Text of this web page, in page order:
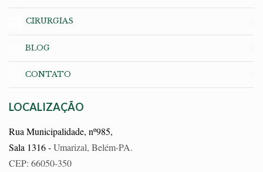
CIRURGIAS
BLOG
CONTATO
LOCALIZAÇÃO
Rua Municipalidade, nº985,
Sala 1316 -Umarizal, Belém-PA.
CEP: 66050-350